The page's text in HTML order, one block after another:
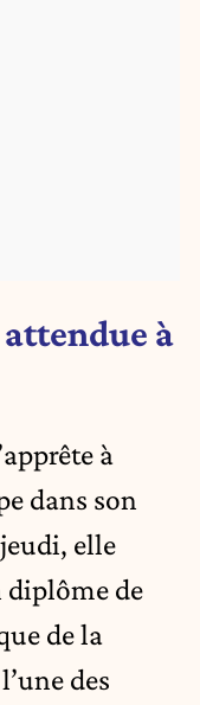
à
à
dans son
elle
diplôme de
de la
des